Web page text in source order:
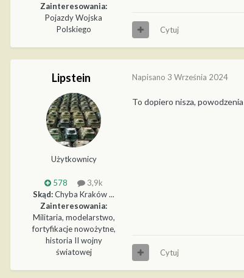
Zainteresowania:
Pojazdy Wojska
Polskiego
Cytuj
Lipstein
Użytkownicy
578
3,9k
Skąd:Chyba Kraków ...
Zainteresowania:
Militaria, modelarstwo,
fortyfikacje nowożytne,
historia II wojny
światowej
Napisano 3 Września 2024
To dopiero nisza,
Cytuj